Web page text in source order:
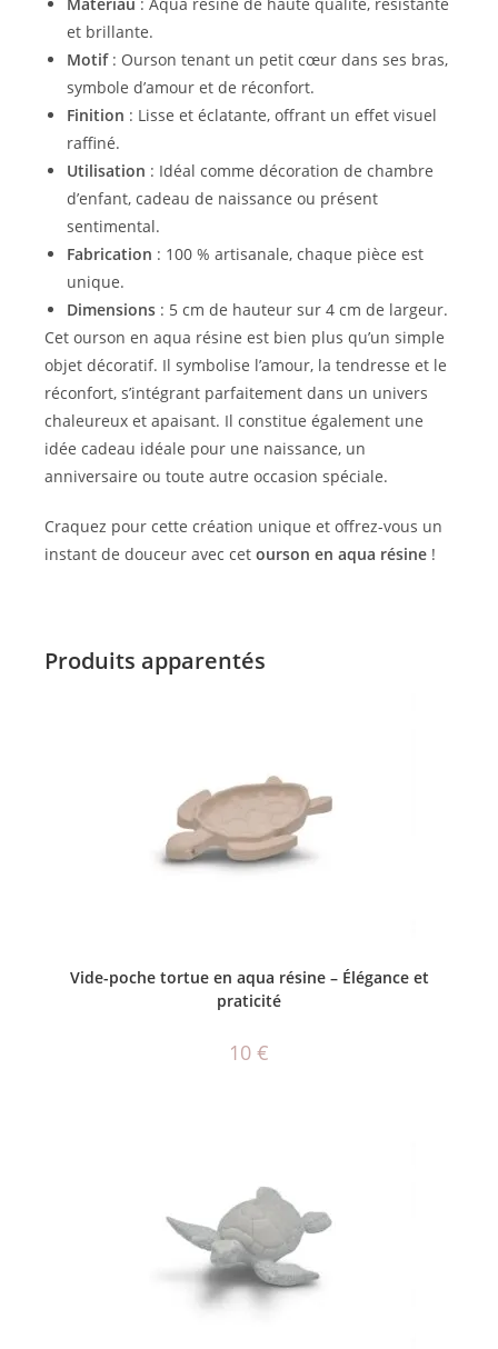
et brillante.
Motif: Ourson tenant un petit cœur dans ses bras,
symbole d’amour et de réconfort.
Finition : Lisse et éclatante, offrant un effet visuel
raffiné.
Utilisation : Idéal comme décoration de chambre
d’enfant, cadeau de naissance ou présent
sentimental.
Fabrication : 100 % artisanale, chaque pièce est
unique.
Dimensions : 5 cm de hauteur sur 4 cm de largeur.
Cet ourson en aqua résine est bien plus qu’un simple
objet décoratif. Il symbolise l’amour, la tendresse et le
réconfort, s’intégrant parfaitement dans un univers
chaleureux et apaisant. Il constitue également une
idée cadeau idéale pour une naissance, un
anniversaire ou toute autre occasion spéciale.
Craquez pour cette création unique et offrez-vous un
instant de douceur avec cetourson en aqua résine !
Produits apparentés
Vide-poche tortue en aqua résine – Élégance et
praticité
10 €